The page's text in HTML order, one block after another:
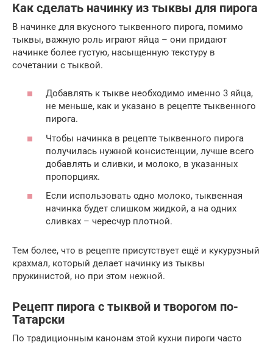
Как сделать начинку из тыквы для пирога
В начинке для вкусного тыквенного пирога, помимо
тыквы, важную роль играют яйца – они придают
начинке более густую, насыщенную текстуру в
сочетании с тыквой.
Добавлять к тыкве необходимо именно 3 яйца,
не меньше, как и указано в рецепте тыквенного
пирога.
Чтобы начинка в рецепте тыквенного пирога
получилась нужной консистенции, лучше всего
добавлять и сливки, и молоко, в указанных
пропорциях.
Если использовать одно молоко, тыквенная
начинка будет слишком жидкой, а на одних
сливках – чересчур плотной.
Тем более, что в рецепте присутствует ещё и кукурузный
крахмал, который делает начинку из тыквы
пружинистой, но при этом нежной.
Рецепт пирога с тыквой и творогом по-
Татарски
По традиционным канонам этой кухни пироги часто